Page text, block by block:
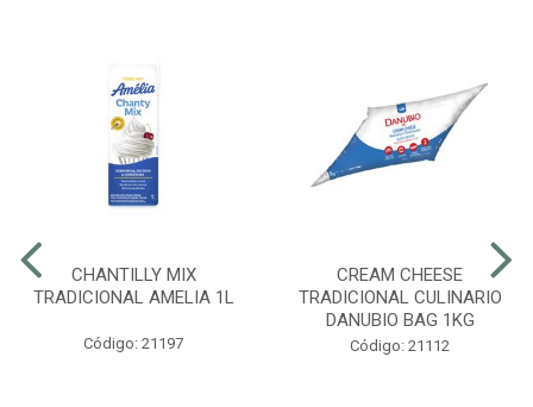
CHANTILLY MIX
TRADICIONAL AMELIA 1L
Código: 21197
CREAM CHEESE
TRADICIONAL CULINARIO
DANUBIO BAG 1KG
Código: 21112